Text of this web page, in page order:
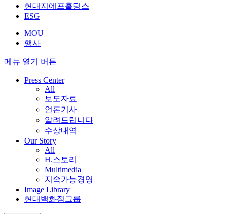
현대지에프홀딩스
ESG
MOU
행사
메뉴 열기 버튼
Press Center
All
보도자료
언론기사
알려드립니다
수상내역
Our Story
All
H.스토리
Multimedia
지속가능경영
Image Library
현대백화점그룹